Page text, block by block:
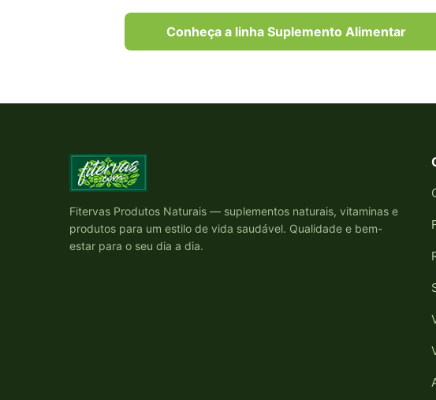
Conheça a linha Suplemento Alimentar
Fitervas Produtos Naturais — suplementos naturais, vitaminas e
produtos para um estilo de vida saudável. Qualidade e bem-
estar para o seu dia a dia.